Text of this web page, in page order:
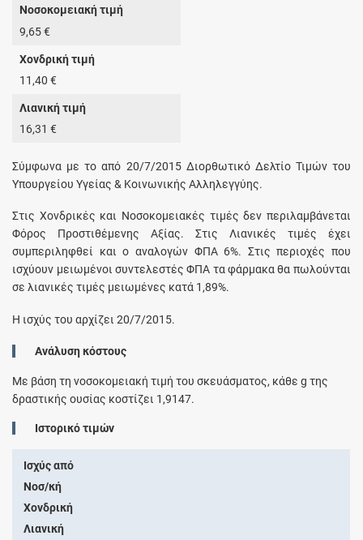
Νοσοκομειακή τιμή
9,65 €
Χονδρική τιμή
11,40 €
Λιανική τιμή
16,31 €
Σύμφωνα με το από 20/7/2015 Διορθωτικό Δελτίο Τιμών του
Υπουργείου Υγείας & Κοινωνικής Αλληλεγγύης.
Στις Χονδρικές και Νοσοκομειακές τιμές δεν περιλαμβάνεται
Φόρος Προστιθέμενης Αξίας. Στις Λιανικές τιμές έχει
συμπεριληφθεί και ο αναλογών ΦΠΑ 6%. Στις περιοχές που
ισχύουν μειωμένοι συντελεστές ΦΠΑ τα φάρμακα θα πωλούνται
σε λιανικές τιμές μειωμένες κατά 1,89%.
Η ισχύς του αρχίζει 20/7/2015.
Ανάλυση κόστους
Με βάση τη νοσοκομειακή τιμή του σκευάσματος, κάθεg της
δραστικής ουσίας κοστίζει 1,9147.
Ιστορικό τιμών
Ισχύς από
Νοσ/κή
Χονδρική
Λιανική